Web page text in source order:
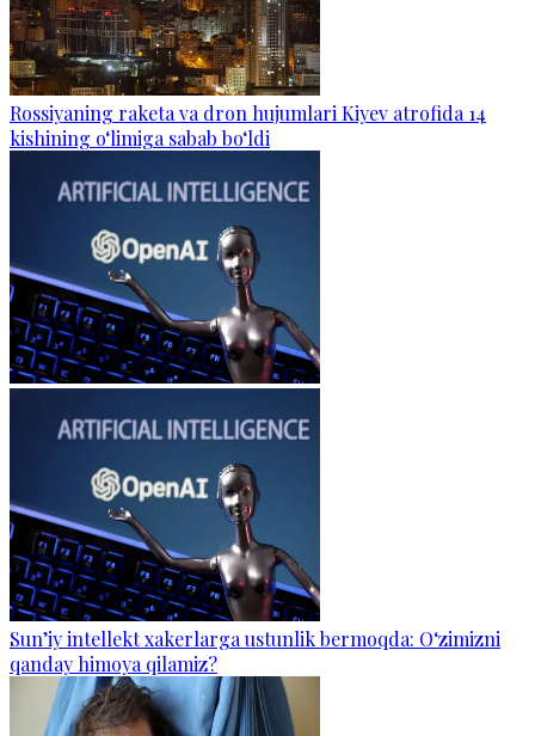
Rossiyaning raketa va dron hujumlari Kiyev atrofida 14
kishining o‘limiga sabab bo‘ldi
Sun’iy intellekt xakerlarga ustunlik bermoqda: O‘zimizni
qanday himoya qilamiz?